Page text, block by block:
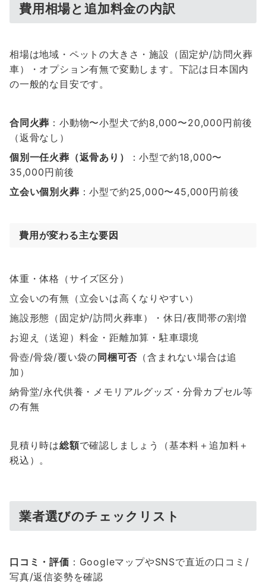
費用相場と追加料金の内訳
相場は地域・ペットの大きさ・施設（固定炉/訪問火葬
車）・オプション有無で変動します。下記は日本国内
の一般的な目安です。
合同火葬 ：小動物〜小型犬で約8,000〜20,000円前後
（返骨なし）
個別一任火葬（返骨あり）
：小型で約18,000〜
35,000円前後
立会い個別火葬 ：小型で約25,000〜45,000円前後
費用が変わる主な要因
体重・体格（サイズ区分）
立会いの有無（立会いは高くなりやすい）
施設形態（固定炉/訪問火葬車）・休日/夜間帯の割増
お迎え（送迎）料金・距離加算・駐車環境
骨壺/骨袋/覆い袋の 同梱可否 （含まれない場合は追
加）
納骨堂/永代供養・メモリアルグッズ・分骨カプセル等
の有無
見積り時は総額で確認しましょう（基本料＋追加料＋
税込）。
業者選びのチェックリスト
口コミ・評価 ：GoogleマップやSNSで直近の口コミ/
写真/返信姿勢を確認